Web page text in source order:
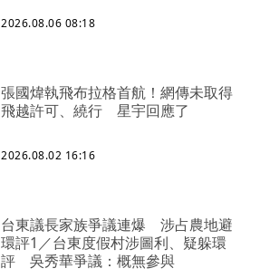
2026.08.06 08:18
張國煒執飛布拉格首航！網傳未取得
飛越許可、繞行 星宇回應了
2026.08.02 16:16
台東議長家族爭議連爆 涉占農地避
環評1／台東度假村涉圖利、疑躲環
評 吳秀華爭議：概無參與